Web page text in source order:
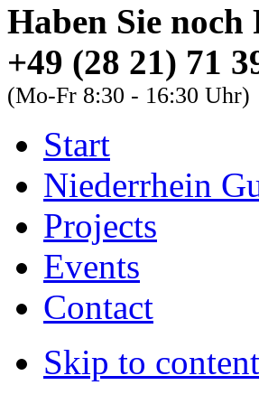
Haben Sie
+49 (28 21) 71
(Mo-Fr 8:30 - 16:30 Uhr)
Start
Niederrhein
Projects
Events
Contact
Skip to content
Guides FAQs
Font Size
Increase font
Decrease font
Default font size